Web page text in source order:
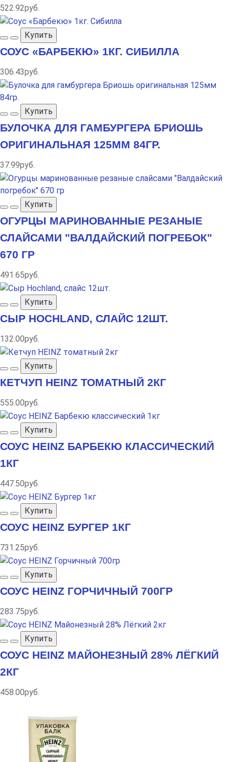
522.92руб.
Купить
СОУС «БАРБЕКЮ» 1КГ. СИБИЛЛА
306.43руб.
Купить
БУЛОЧКА ДЛЯ ГАМБУРГЕРА БРИОШЬ
ОРИГИНАЛЬНАЯ 125ММ 84ГР.
37.99руб.
Купить
ОГУРЦЫ МАРИНОВАННЫЕ РЕЗАНЫЕ
СЛАЙСАМИ "ВАЛДАЙСКИЙ ПОГРЕБОК"
670 ГР
491.65руб.
Купить
СЫР HOCHLAND, СЛАЙС 12ШТ.
132.00руб.
Купить
КЕТЧУП HEINZ ТОМАТНЫЙ 2КГ
555.00руб.
Купить
СОУС HEINZ БАРБЕКЮ КЛАССИЧЕСКИЙ
1КГ
447.50руб.
Купить
СОУС HEINZ БУРГЕР 1КГ
731.25руб.
Купить
СОУС HEINZ ГОРЧИЧНЫЙ 700ГР
283.75руб.
Купить
СОУС HEINZ МАЙОНЕЗНЫЙ 28% ЛЁГКИЙ
2КГ
458.00руб.